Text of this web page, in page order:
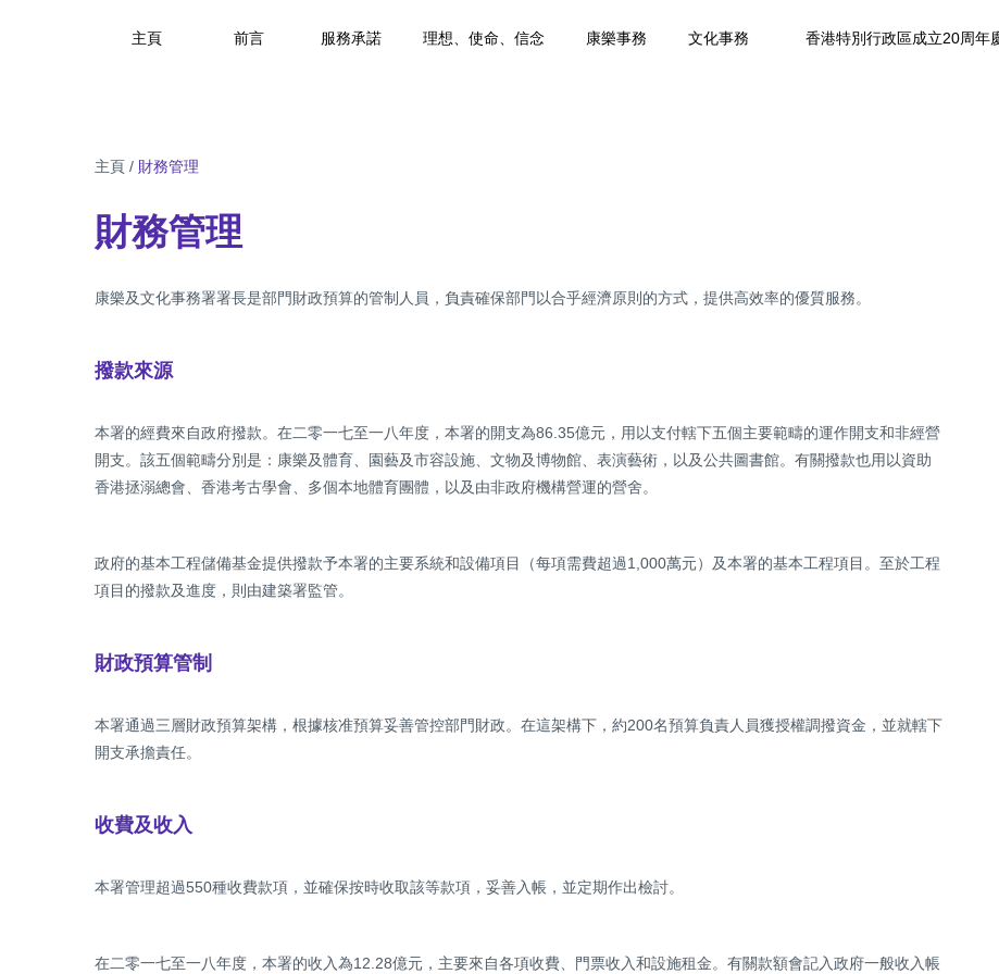
主頁 前言 服務承諾 理想、使命、信念 康樂事務 文化事務 香港特別行政區成立20周年
主頁 / 財務管理
財務管理
康樂及文化事務署署長是部門財政預算的管制人員，負責確保部門以合乎經濟原則的方式，提供高效率的優質服務。
撥款來源
本署的經費來自政府撥款。在二零一七至一八年度，本署的開支為86.35億元，用以支付轄下五個主要範疇的運作開支和非經營
開支。該五個範疇分別是：康樂及體育、園藝及市容設施、文物及博物館、表演藝術，以及公共圖書館。有關撥款也用以資助
香港拯溺總會、香港考古學會、多個本地體育團體，以及由非政府機構營運的營舍。
政府的基本工程儲備基金提供撥款予本署的主要系統和設備項目（每項需費超過1,000萬元）及本署的基本工程項目。至於工程
項目的撥款及進度，則由建築署監管。
財政預算管制
本署通過三層財政預算架構，根據核准預算妥善管控部門財政。在這架構下，約200名預算負責人員獲授權調撥資金，並就轄下
開支承擔責任。
收費及收入
本署管理超過550種收費款項，並確保按時收取該等款項，妥善入帳，並定期作出檢討。
在二零一七至一八年度，本署的收入為12.28億元，主要來自各項收費、門票收入和設施租金。有關款額會記入政府一般收入帳